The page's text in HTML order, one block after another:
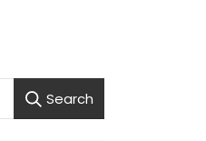
Search